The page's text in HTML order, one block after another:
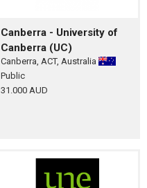
Canberra - University of
Canberra (UC)
Canberra, ACT, Australia
Public
31.000 AUD